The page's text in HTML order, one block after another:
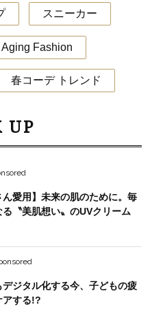
スニーカー
Aging Fashion
春コーデ トレンド
UP
ん愛用】未来の肌のために。毎
る〝美肌想い〟のUVクリーム
デジタル化する今、子どもの疲
アする!?